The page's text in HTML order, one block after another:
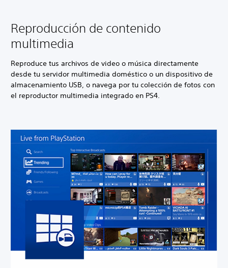
Reproducción de contenido
multimedia
Reproduce tus archivos de video o música directamente
desde tu servidor multimedia doméstico o un dispositivo de
almacenamiento USB, o navega por tu colección de fotos con
el reproductor multimedia integrado en PS4.